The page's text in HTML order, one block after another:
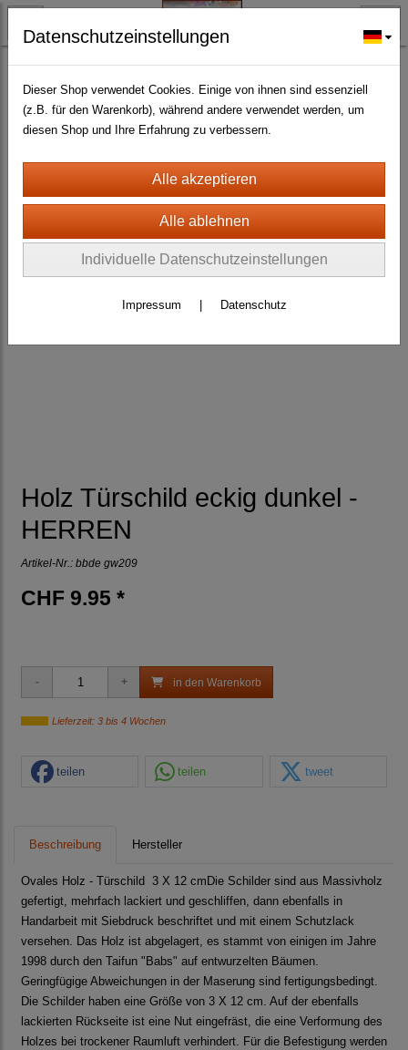
BLECH- + HOLZSCHILDER-MAGNETE
HOLZSCHILDER ALLER ART UND GRÖSSE(145)
Holz Türschild eckig dunkel -
HERREN
Artikel-Nr.: bbde gw209
CHF 9.95 *
in den Warenkorb
Lieferzeit: 3 bis 4 Wochen
teilen teilen tweet
Beschreibung Hersteller
Ovales Holz - Türschild 3 X 12 cmDie Schilder sind aus Massivholz
gefertigt, mehrfach lackiert und geschliffen, dann ebenfalls in
Handarbeit mit Siebdruck beschriftet und mit einem Schutzlack
versehen. Das Holz ist abgelagert, es stammt von einigen im Jahre
1998 durch den Taifun "Babs" auf entwurzelten Bäumen.
Geringfügige Abweichungen in der Maserung sind fertigungsbedingt.
Die Schilder haben eine Größe von 3 X 12 cm. Auf der ebenfalls
lackierten Rückseite ist eine Nut eingefräst, die eine Verformung des
Holzes bei trockener Raumluft verhindert. Für die Befestigung werden
Datenschutzeinstellungen
Dieser Shop verwendet Cookies. Einige von ihnen sind essenziell
(z.B. für den Warenkorb), während andere verwendet werden, um
diesen Shop und Ihre Erfahrung zu verbessern.
Individuelle Datenschutzeinstellungen
Impressum Datenschutz